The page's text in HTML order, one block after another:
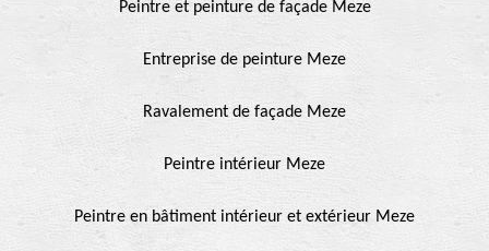
Peintre et peinture de façade Meze
Entreprise de peinture Meze
Ravalement de façade Meze
Peintre intérieur Meze
Peintre en bâtiment intérieur et extérieur Meze